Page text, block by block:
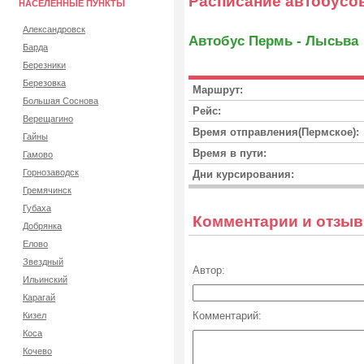
НАСЕЛЕННЫЕ ПУНКТЫ
Александровск
Барда
Березники
Березовка
Большая Соснова
Верещагино
Гайны
Гамово
Горнозаводск
Гремячинск
Губаха
Добрянка
Елово
Звездный
Ильинский
Карагай
Кизел
Коса
Кочево
Автобус Пермь - Лысьва
Маршрут:
Рейс:
Время отправления(Пермское):
Время в пути:
Дни курсирования:
Комментарии и
Автор:
Комментарий: